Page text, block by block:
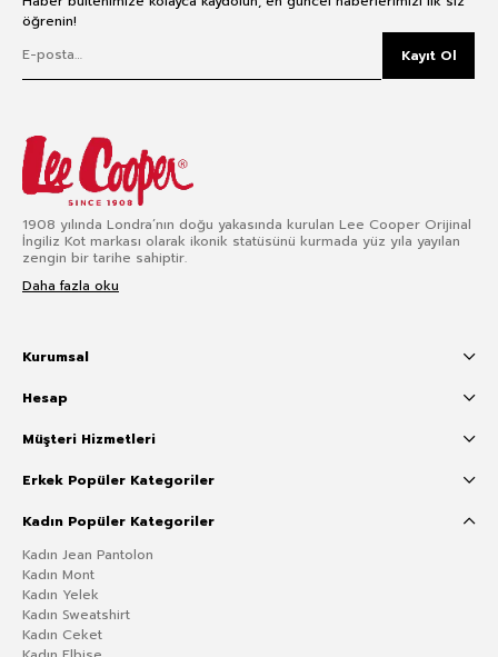
öğrenin!
Kayıt Ol
1908 yılında Londra’nın doğu yakasında kurulan Lee Cooper Orijinal
İngiliz Kot markası olarak ikonik statüsünü kurmada yüz yıla yayılan
zengin bir tarihe sahiptir.
Daha fazla oku
Kurumsal
Hesap
Müşteri Hizmetleri
Erkek Popüler Kategoriler
Kadın Popüler Kategoriler
Kadın Jean Pantolon
Kadın Mont
Kadın Yelek
Kadın Sweatshirt
Kadın Ceket